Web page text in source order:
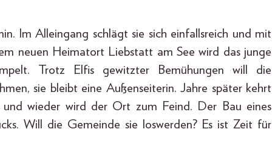
Im Alleingang schlägt sie sich einfallsreich und mit
neuen Heimatort Liebstatt am See wird das junge
Trotz Elfis gewitzter Bemühungen will die
sie bleibt eine Außenseiterin. Jahre später kehrt
wieder wird der Ort zum Feind. Der Bau eines
Will die Gemeinde sie loswerden? Es ist Zeit für